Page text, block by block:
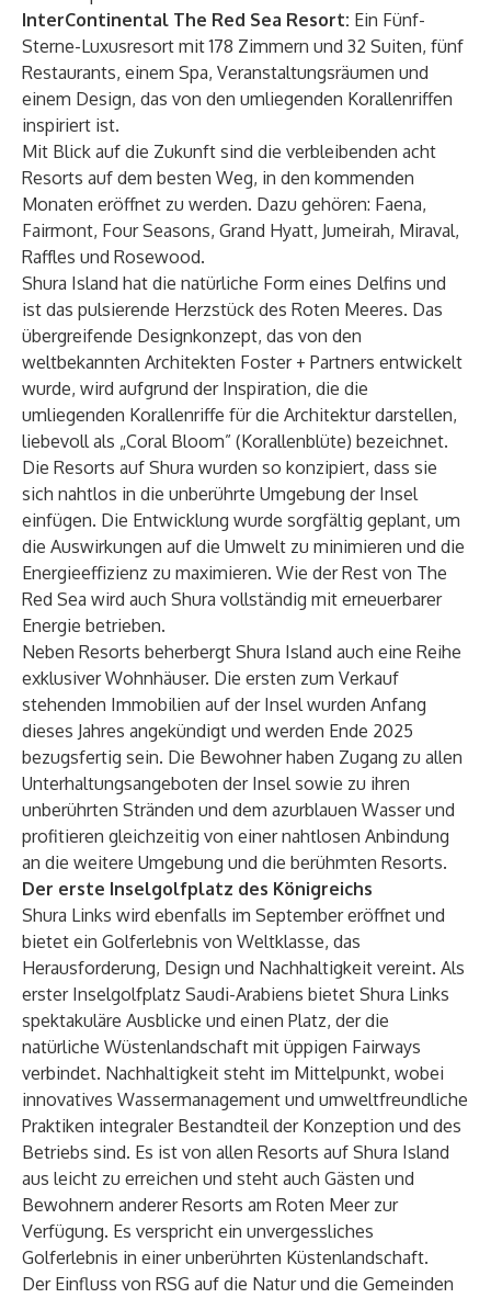
InterContinental The Red Sea Resort: Ein Fünf-
Sterne-Luxusresort mit 178 Zimmern und 32 Suiten, fünf
Restaurants, einem Spa, Veranstaltungsräumen und
einem Design, das von den umliegenden Korallenriffen
inspiriert ist.
Mit Blick auf die Zukunft sind die verbleibenden acht
Resorts auf dem besten Weg, in den kommenden
Monaten eröffnet zu werden. Dazu gehören: Faena,
Fairmont, Four Seasons, Grand Hyatt, Jumeirah, Miraval,
Raffles und Rosewood.
Shura Island hat die natürliche Form eines Delfins und
ist das pulsierende Herzstück des Roten Meeres. Das
übergreifende Designkonzept, das von den
weltbekannten Architekten Foster + Partners entwickelt
wurde, wird aufgrund der Inspiration, die die
umliegenden Korallenriffe für die Architektur darstellen,
liebevoll als „Coral Bloom” (Korallenblüte) bezeichnet.
Die Resorts auf Shura wurden so konzipiert, dass sie
sich nahtlos in die unberührte Umgebung der Insel
einfügen. Die Entwicklung wurde sorgfältig geplant, um
die Auswirkungen auf die Umwelt zu minimieren und die
Energieeffizienz zu maximieren. Wie der Rest von The
Red Sea wird auch Shura vollständig mit erneuerbarer
Energie betrieben.
Neben Resorts beherbergt Shura Island auch eine Reihe
exklusiver Wohnhäuser. Die ersten zum Verkauf
stehenden Immobilien auf der Insel wurden Anfang
dieses Jahres angekündigt und werden Ende 2025
bezugsfertig sein. Die Bewohner haben Zugang zu allen
Unterhaltungsangeboten der Insel sowie zu ihren
unberührten Stränden und dem azurblauen Wasser und
profitieren gleichzeitig von einer nahtlosen Anbindung
an die weitere Umgebung und die berühmten Resorts.
Der erste Inselgolfplatz des Königreichs
Shura Links wird ebenfalls im September eröffnet und
bietet ein Golferlebnis von Weltklasse, das
Herausforderung, Design und Nachhaltigkeit vereint. Als
erster Inselgolfplatz Saudi-Arabiens bietet Shura Links
spektakuläre Ausblicke und einen Platz, der die
natürliche Wüstenlandschaft mit üppigen Fairways
verbindet. Nachhaltigkeit steht im Mittelpunkt, wobei
innovatives Wassermanagement und umweltfreundliche
Praktiken integraler Bestandteil der Konzeption und des
Betriebs sind. Es ist von allen Resorts auf Shura Island
aus leicht zu erreichen und steht auch Gästen und
Bewohnern anderer Resorts am Roten Meer zur
Verfügung. Es verspricht ein unvergessliches
Golferlebnis in einer unberührten Küstenlandschaft.
Der Einfluss von RSG auf die Natur und die Gemeinden